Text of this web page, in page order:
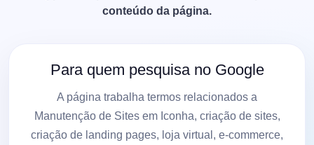
conteúdo da página.
Para quem pesquisa no Google
A página trabalha termos relacionados a
Manutenção de Sites em Iconha, criação de sites,
criação de landing pages, loja virtual, e-commerce,